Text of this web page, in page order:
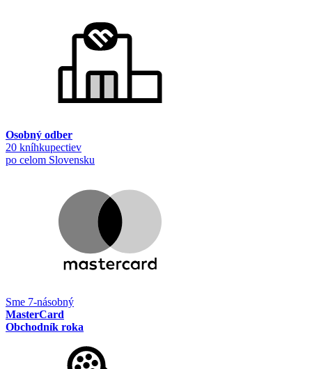
Osobný odber
20 kníhkupectiev
po celom Slovensku
Sme 7-násobný
MasterCard
Obchodník roka